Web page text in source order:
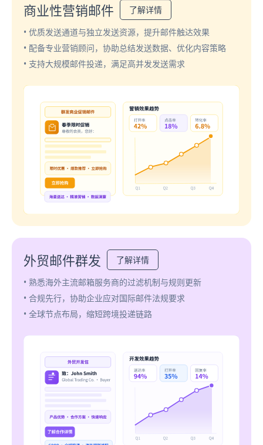
商业性营销邮件
了解详情
• 优质发送通道与独立发送资源，提升邮件触达效果
• 配备专业营销顾问，协助总结发送数据、优化内容策略
• 支持大规模邮件投递，满足高并发发送需求
外贸邮件群发
了解详情
• 熟悉海外主流邮箱服务商的过滤机制与规则更新
• 合规先行，协助企业应对国际邮件法规要求
• 全球节点布局，缩短跨境投递链路